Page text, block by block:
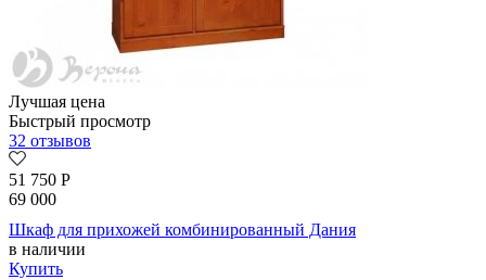
Лучшая цена
Быстрый просмотр
32 отзывов
51 750 Р
69 000
Шкаф для прихожей комбинированный Дания
в наличии
Купить